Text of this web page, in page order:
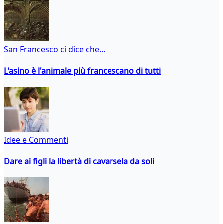
San Francesco ci dice che...
L'asino è l'animale più francescano di tutti
Idee e Commenti
Dare ai figli la libertà di cavarsela da soli